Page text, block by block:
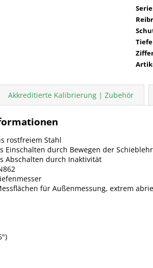
Serie
Akkreditierte Kalibrierung | Zubehör
rostfreiem Stahl
Einschalten durch Bewegen der
Abschalten durch Inaktivität
für Außenmessung, extrem